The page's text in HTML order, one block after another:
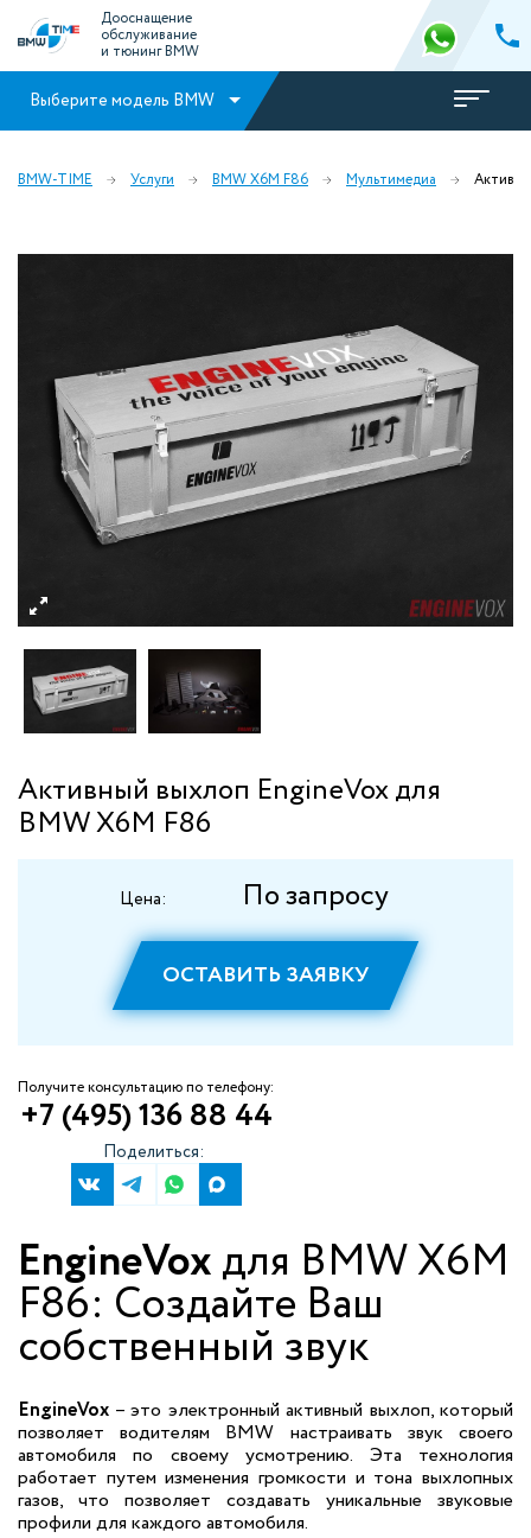
Дооснащение
обслуживание
и тюнинг BMW
Выберите модель BMW
BMW-TIME Услуги BMW X6M F86 Мультимедиа
Активный выхлоп EngineVox для
BMW X6M F86
Цена: По запросу
ОСТАВИТЬ ЗАЯВКУ
Получите консультацию по телефону:
+7 (495) 136 88 44
Поделиться:
EngineVoxдля BMW X6M
F86: Создайте Ваш
собственный звук
EngineVox – это электронный активный выхлоп, который
позволяет водителям BMW настраивать звук своего
автомобиля по своему усмотрению. Эта технология
работает путем изменения громкости и тона выхлопных
газов, что позволяет создавать уникальные звуковые
профили для каждого автомобиля.